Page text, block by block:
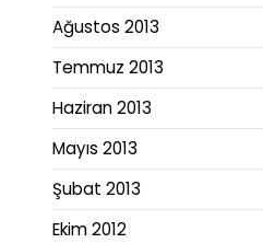
Ağustos 2013
Temmuz 2013
Haziran 2013
Mayıs 2013
Şubat 2013
Ekim 2012